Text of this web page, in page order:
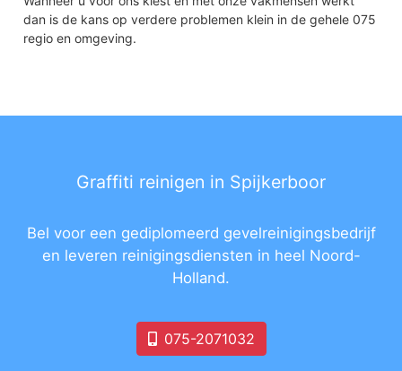
dan is de kans op verdere problemen klein in de gehele 075
regio en omgeving.
Graffiti reinigen in Spijkerboor
Bel voor een gediplomeerd gevelreinigingsbedrijf
en leveren reinigingsdiensten in heel Noord-
Holland.
075-2071032